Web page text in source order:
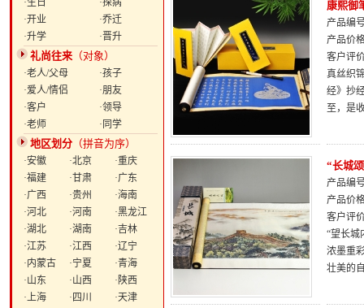
·生日
·探病
·开业
·乔迁
·升学
·晋升
礼尚往来 （对象）
·老人/父母
·孩子
·爱人/情侣
·朋友
·客户
·领导
·老师
·同学
地区划分 （拼音为序）
·安徽 ·北京
·重庆
·福建
·甘肃
·广东
·广西
·贵州
·海南
·河北
·河南
·黑龙江
·湖北
·湖南
·吉林
·江苏
·江西
·辽宁
·内蒙古
·宁夏
·青海
·山东
·山西
·陕西
·上海
·四川
·天津
康熙御
产品编
产品价
客户评
真丝织
经》抄
至，是
“长城
产品编
产品价
客户评
“望长城
浓墨重
壮美的